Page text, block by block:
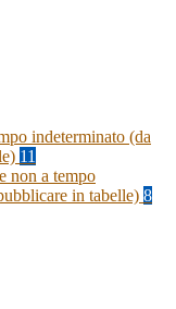
indeterminato (da
11
non a tempo
in tabelle) 8